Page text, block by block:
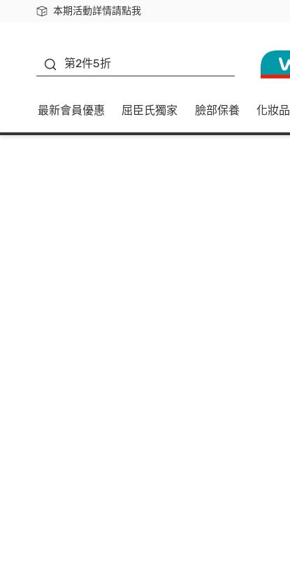
本期活動詳情請點我
下載app最高回饋$350
第2件5折
最新會員優惠 屈臣氏獨家 臉部保養 化妝品